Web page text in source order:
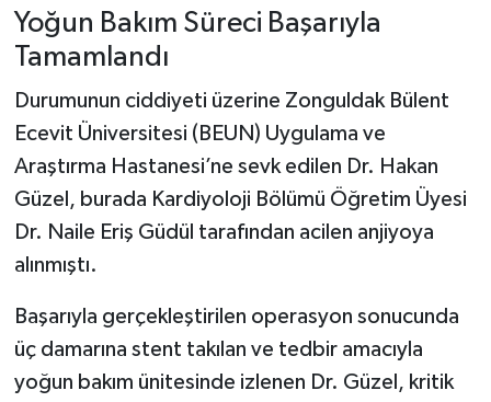
Yoğun Bakım Süreci Başarıyla
Tamamlandı
Durumunun ciddiyeti üzerine Zonguldak Bülent
Ecevit Üniversitesi (BEUN) Uygulama ve
Araştırma Hastanesi’ne sevk edilen Dr. Hakan
Güzel, burada Kardiyoloji Bölümü Öğretim Üyesi
Dr. Naile Eriş Güdül tarafından acilen anjiyoya
alınmıştı.
Başarıyla gerçekleştirilen operasyon sonucunda
üç damarına stent takılan ve tedbir amacıyla
yoğun bakım ünitesinde izlenen Dr. Güzel, kritik